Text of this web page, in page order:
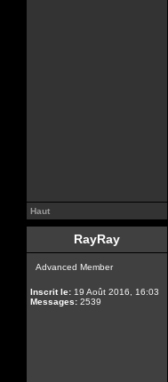
Haut
RayRay
Advanced Member
Inscrit le: 19 Août 2016, 16:03
Messages: 2539